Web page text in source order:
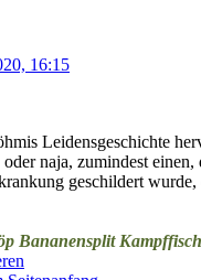
16:15
Leidensgeschichte
naja, zumindest
geschildert
Bananensplit Kampffisch